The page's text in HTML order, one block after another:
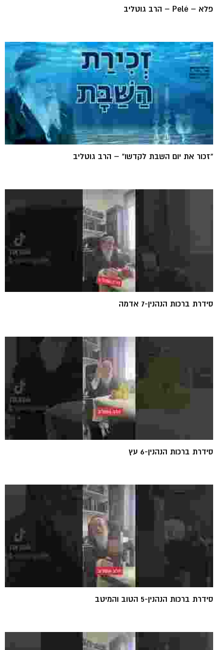
פלא – Pelé – הרב גוטליב
"זכור את יום השבת לקדשו" – הרב גוטליב
סידרת ברכות הנהנין-7 אדמה
סידרת ברכות הנהנין-6 עץ
סידרת ברכות הנהנין-5 הטוב והמיטב